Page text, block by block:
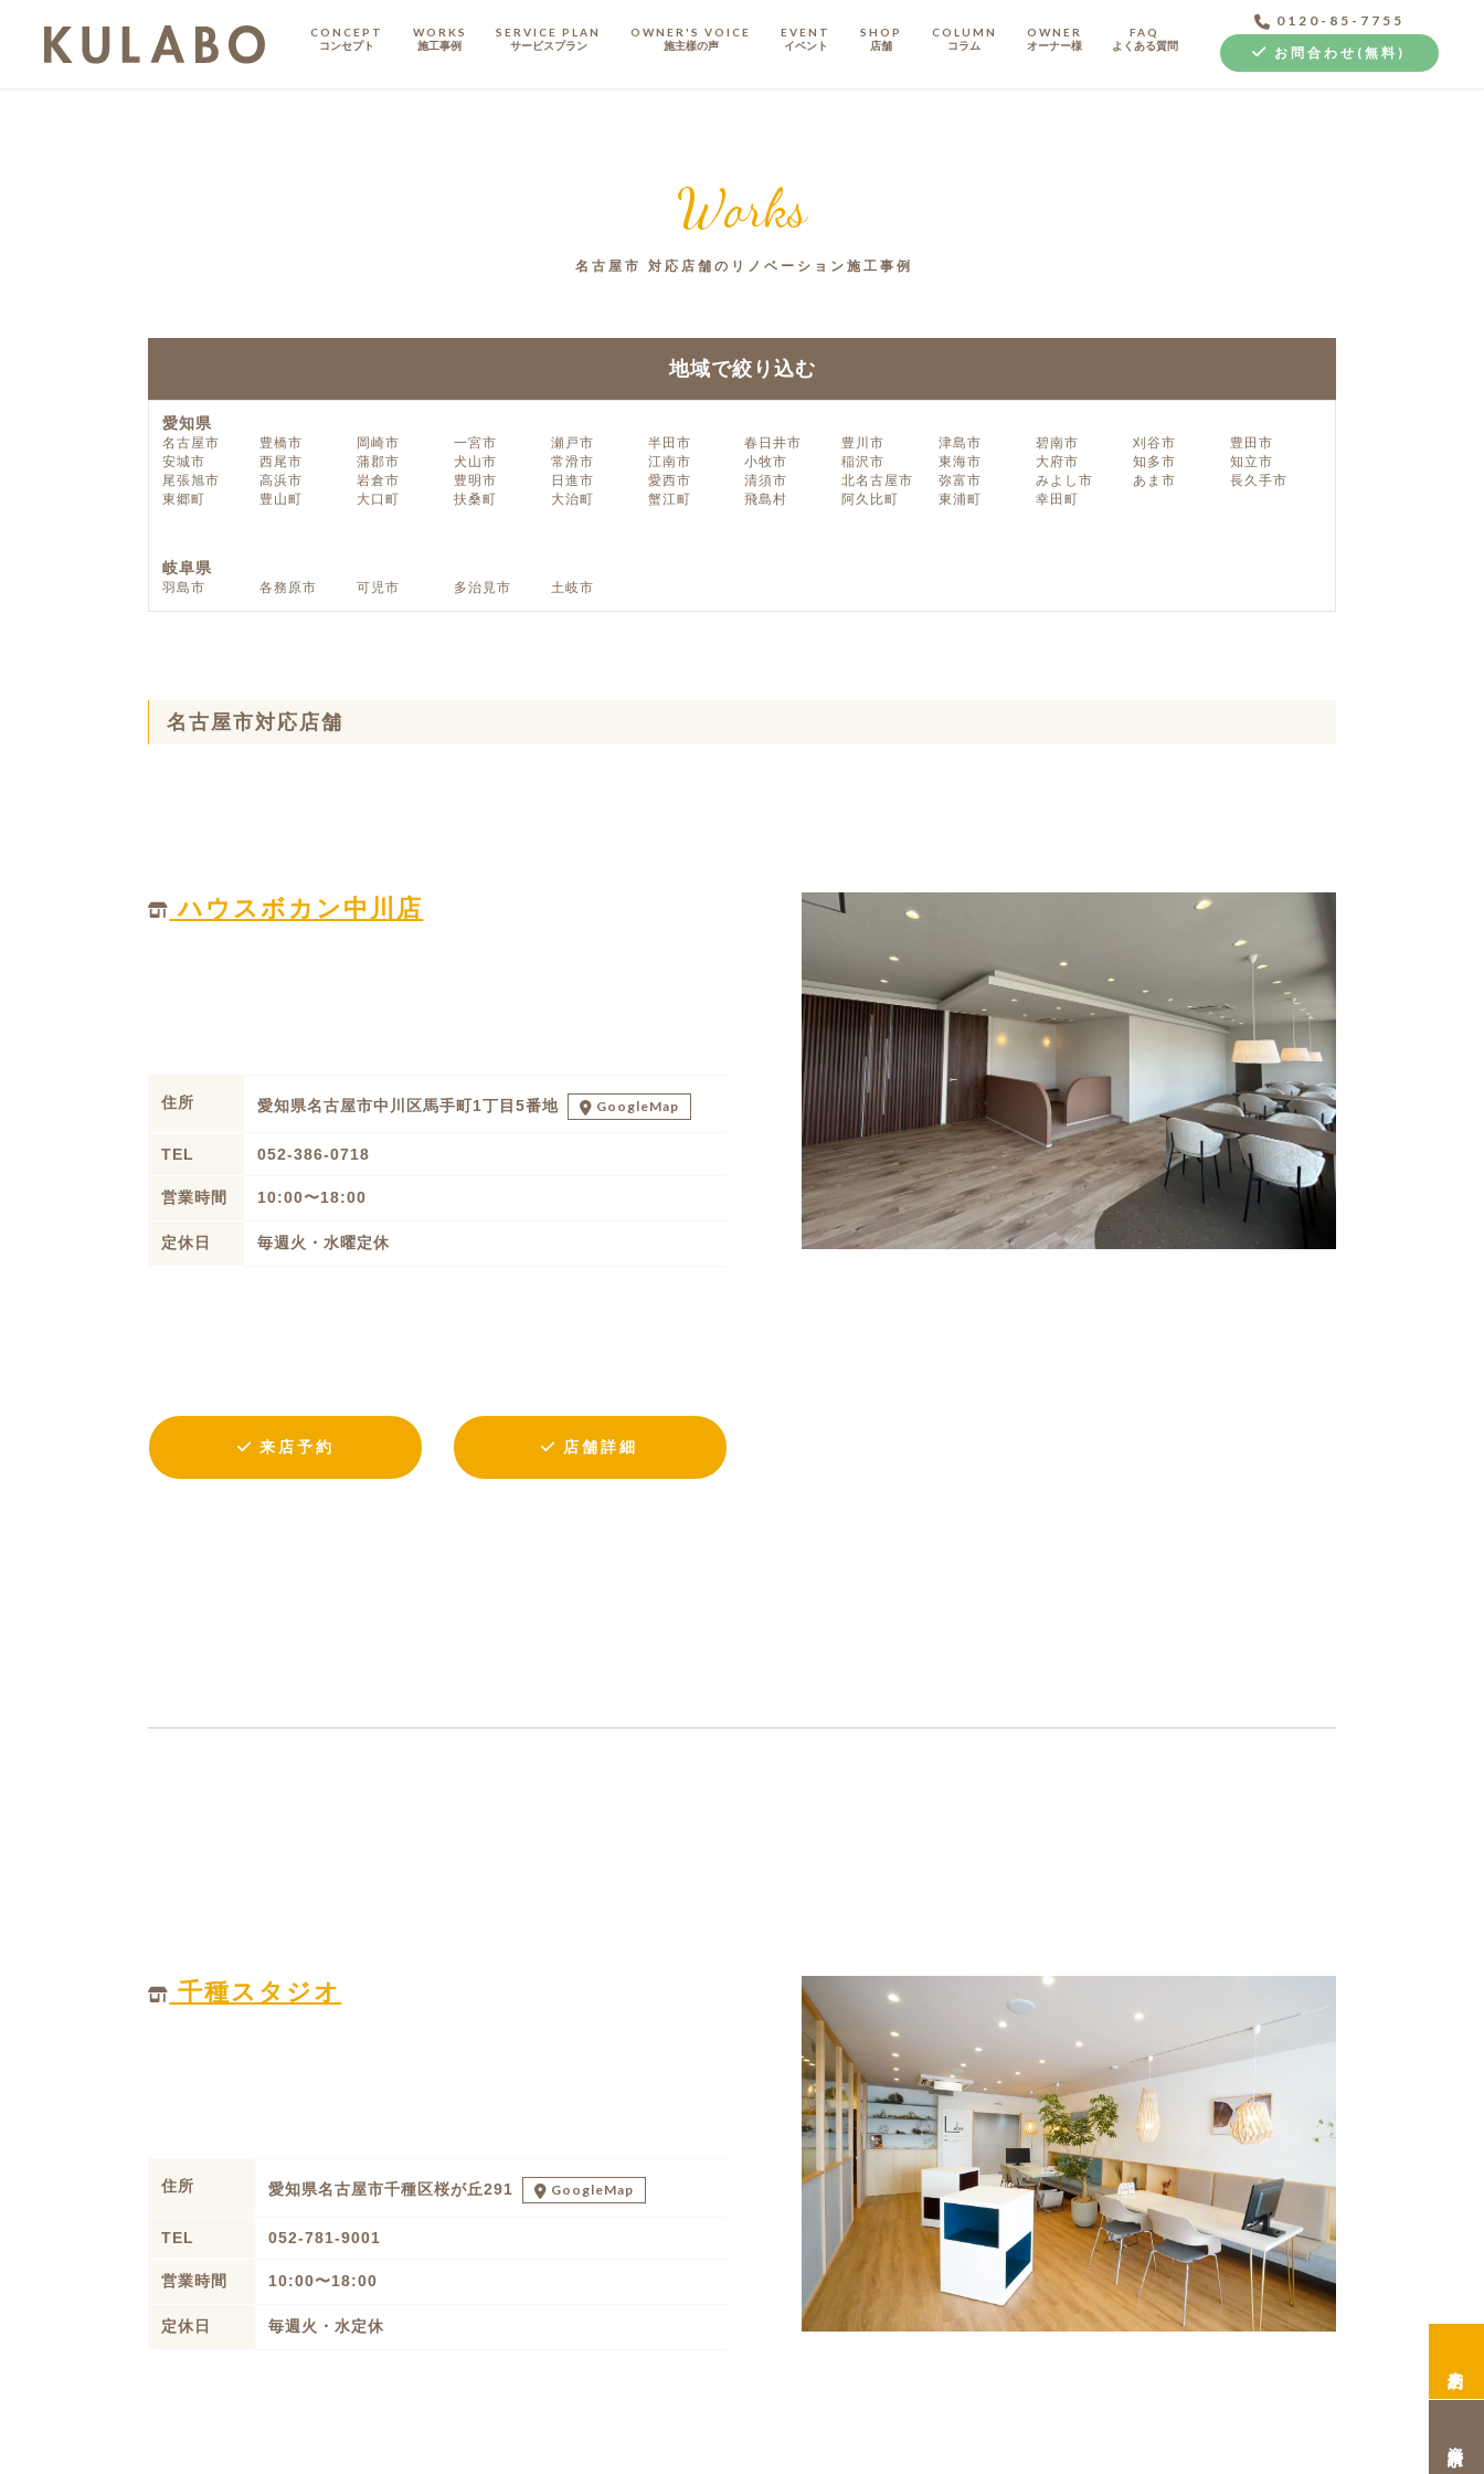
CONCEPT
コンセプト
WORKS
施工事例
SERVICE PLAN
サービスプラン
OWNER'S VOICE
施主樣の声
EVENT
イベント
SHOP
店舗
COLUMN
コラム
OWNER
オーナー様
FAQ
よくある質問
0120-85-7755
お問合わせ(無料)
Works
名古屋市 対応店舗のリノベーション施工事例
地域で絞り込む
愛知県
名古屋市 豊橋市 岡崎市 一宮市 瀬戸市 半田市 春日井市 豊川市 津島市 碧南市 刈谷市
豊田市
安城市
西尾市 蒲郡市 犬山市 常滑市 江南市 小牧市 稲沢市 東海市 大府市 知多市
知立市
尾張旭市
高浜市 岩倉市 豊明市 日進市 愛西市 清須市 北名古屋市 弥富市 みよし市 あま市
長久手市
東郷町
豊山町 大口町 扶桑町 大治町 蟹江町 飛島村 阿久比町 東浦町 幸田町
岐阜県
羽島市 各務原市 可児市 多治見市 土岐市
名古屋市対応店舗
ハウスボカン中川店
住所 愛知県名古屋市中川区馬手町1丁目5番地 GoogleMap
TEL 052-386-0718
営業時間 10:00〜18:00
定休日 毎週火・水曜定休
来店予約 店舗詳細
千種スタジオ
住所 愛知県名古屋市千種区桜が丘291 GoogleMap
TEL 052-781-9001
営業時間 10:00〜18:00
定休日 毎週火・水定休